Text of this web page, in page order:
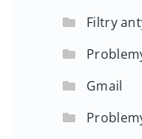
Filtry
Gmail